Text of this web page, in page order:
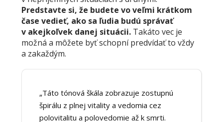
Predstavte si, že budete vo veľmi krátkom
čase vedieť, ako sa ľudia budú správať
v akejkoľvek danej situácii.Takáto vec je
možná a môžete byť schopní predvídať to vždy
a zakaždým.
„Táto tónová škála zobrazuje zostupnú
špirálu z plnej vitality a vedomia cez
polovitalitu a polovedomie až k smrti.